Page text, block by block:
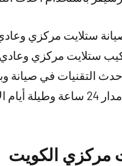
ستلايت مركزي
ستلايت مركزي
التقنيات في صيانة
خدمتنا متوفرة على
مركزي الكويت